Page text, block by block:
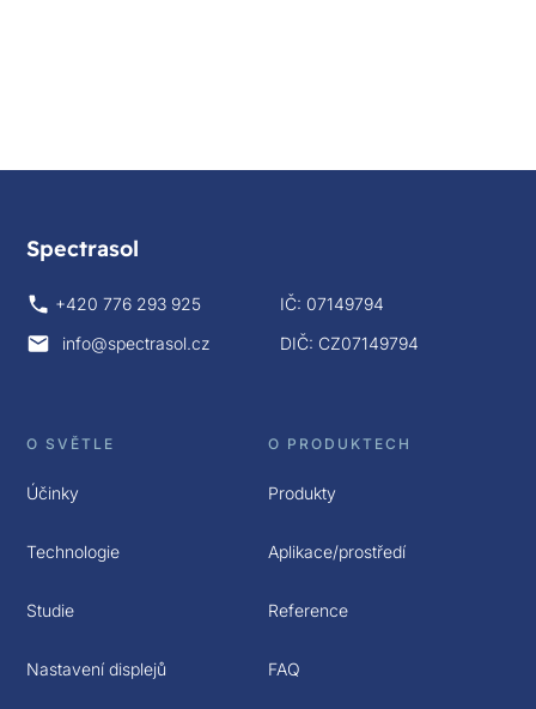
Spectrasol
+420 776 293 925
info@spectrasol.cz
IČ: 07149794
DIČ: CZ07149794
O SVĚTLE
Účinky
Technologie
Studie
Nastavení displejů
O PRODUKTECH
Produkty
Aplikace/prostředí
Reference
FAQ